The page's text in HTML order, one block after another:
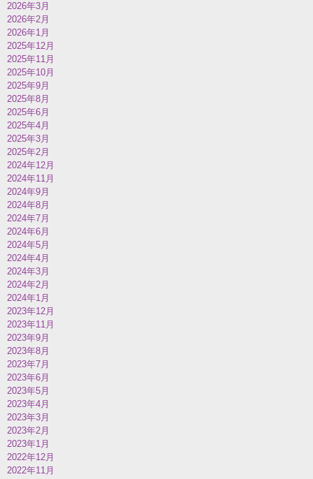
2026年3月
2026年2月
2026年1月
2025年12月
2025年11月
2025年10月
2025年9月
2025年8月
2025年6月
2025年4月
2025年3月
2025年2月
2024年12月
2024年11月
2024年9月
2024年8月
2024年7月
2024年6月
2024年5月
2024年4月
2024年3月
2024年2月
2024年1月
2023年12月
2023年11月
2023年9月
2023年8月
2023年7月
2023年6月
2023年5月
2023年4月
2023年3月
2023年2月
2023年1月
2022年12月
2022年11月